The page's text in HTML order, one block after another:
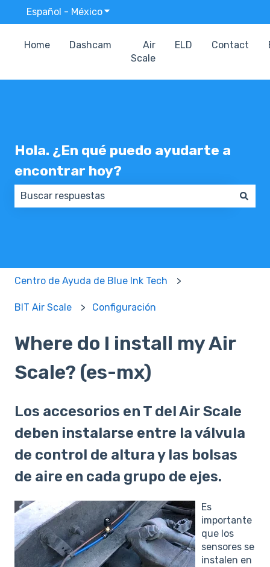
Español - MéxicoTraducciones de Mostrar submenú
Home Dashcam
Air
Scale
ELD Contact
Hola. ¿En qué puedo ayudarte a
encontrar hoy?
Centro de Ayuda de Blue Ink Tech
BIT Air Scale Configuración
Where do I install my Air
Scale? (es-mx)
Los accesorios en T del Air Scale
deben instalarse entre la válvula
de control de altura y las bolsas
de aire en cada grupo de ejes.
Es
importante
que los
sensores se
instalen en